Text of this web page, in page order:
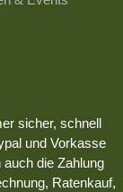
sicher, schnell
und Vorkasse
die Zahlung
Ratenkauf,